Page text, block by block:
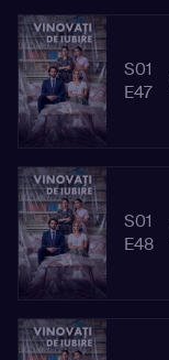
S01
E47
S01
E48